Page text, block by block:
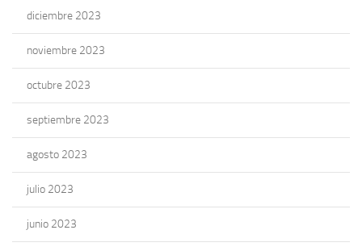
diciembre 2023
noviembre 2023
octubre 2023
septiembre 2023
agosto 2023
julio 2023
junio 2023